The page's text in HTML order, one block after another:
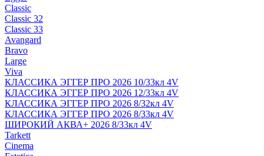
Classic
Classic 32
Classic 33
Avangard
Bravo
Large
Viva
КЛАССИКА ЭГГЕР ПРО 2026 10/33кл 4V
КЛАССИКА ЭГГЕР ПРО 2026 12/33кл 4V
КЛАССИКА ЭГГЕР ПРО 2026 8/32кл 4V
КЛАССИКА ЭГГЕР ПРО 2026 8/33кл 4V
ШИРОКИЙ АКВА+ 2026 8/33кл 4V
Tarkett
Cinema